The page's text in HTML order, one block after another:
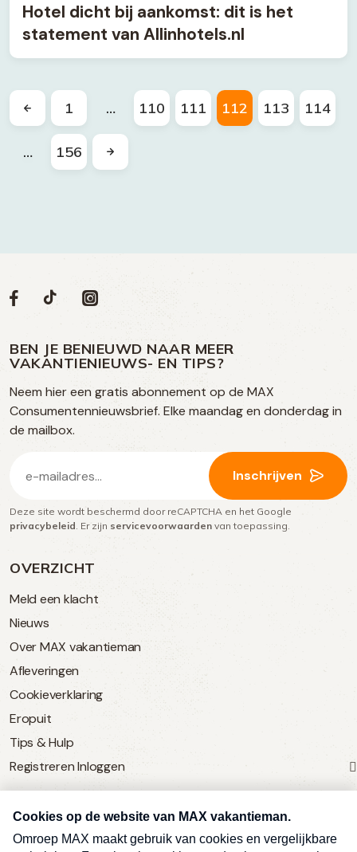
Hotel dicht bij aankomst: dit is het
statement van Allinhotels.nl
1 … 110 111 112 113 114
… 156
OVERZICHT
Meld een klacht
Nieuws
Over MAX vakantieman
Afleveringen
Cookieverklaring
Eropuit
Tips & Hulp
Registreren Inloggen
SERVICE
Over Omroep MAX
Volg
op
social
media
Social
Volg
op
Facebook
Volg
op
TikTok
Volg
op
Instagram
BEN JE BENIEUWD NAAR MEER
VAKANTIENIEUWS- EN TIPS?
Neem hier een gratis abonnement op de MAX
Consumentennieuwsbrief. Elke maandag en donderdag in
de mailbox.
mailadres
(Vereist)
Inschrijven
Deze site wordt beschermd door reCAPTCHA en het Google
privacybeleid. Er zijn servicevoorwaarden van toepassing.